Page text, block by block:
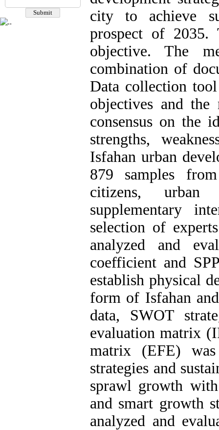
city to achieve
prospect of
objective. The
combination of
Data collection
objectives and the
consensus on the
strengths,
Isfahan urban
879 samples
citizens, urban
supplementary
selection of
analyzed and
coefficient and
establish physical
form of Isfahan
data, SWOT
evaluation matrix
matrix (EFE) was
strategies and
sprawl growth
and smart growth
analyzed and